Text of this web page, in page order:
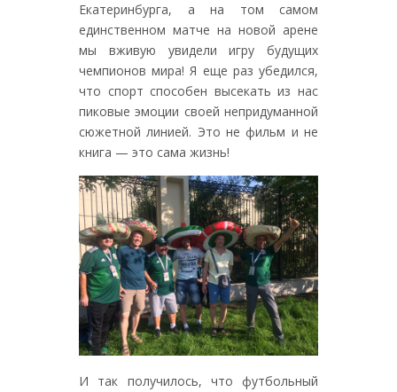
Екатеринбурга, а на том самом
единственном матче на новой арене
мы вживую увидели игру будущих
чемпионов мира! Я еще раз убедился,
что спорт способен высекать из нас
пиковые эмоции своей непридуманной
сюжетной линией. Это не фильм и не
книга — это сама жизнь!
И так получилось, что футбольный